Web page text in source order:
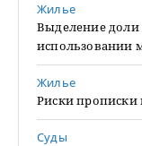
Жилье
Выделение
использовании
Жилье
Риски прописки
Суды